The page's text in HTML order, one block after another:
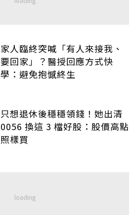
家人臨終突喊「有人來接我、
要回家」？醫授回應方式快
學：避免抱憾終生
只想退休後穩穩領錢！她出清
0056 換這 3 檔好股：股價高點
照樣買